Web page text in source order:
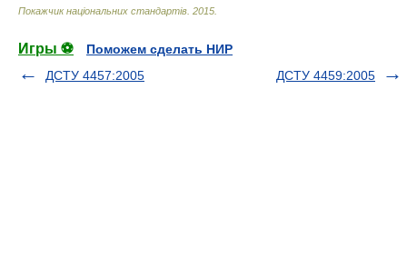
Покажчик національних стандартів 2015
Игры ⚽
Поможем сделать НИР
ДСТУ 4457:2005
ДСТУ 4459:2005